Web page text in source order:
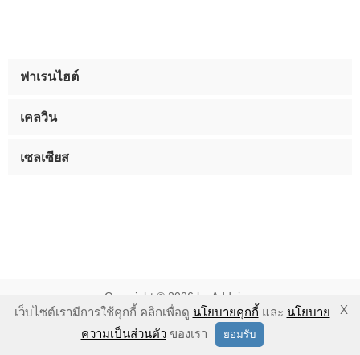
ฟาเรนไฮต์
เคลวิน
เซลเซียส
Copyright © 2026 by Addnine.
นโยบายคุ้มครองความเป็นส่วนตัว-นโยบายคุกกี้- ข้อตกลงในการใช้
งาน-ข้อแนะนำในการใช้งาน
X
เว็บไซต์เรามีการใช้คุกกี้ คลิกเพื่อดู นโยบายคุกกี้ และ นโยบาย
ความเป็นส่วนตัวของเรา ยอมรับ